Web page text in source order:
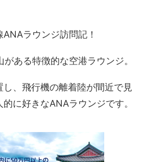
ラウンジ訪問記！
ある特徴的な空港ラウンジ。
、飛行機の離着陸が間近で見
に好きなANAラウンジです。